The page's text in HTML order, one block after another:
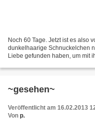
Noch 60 Tage. Jetzt ist es also
dunkelhaarige Schnuckelchen
Liebe gefunden haben, um mit
~gesehen~
Veröffentlicht am 16.02.2013
Von p.